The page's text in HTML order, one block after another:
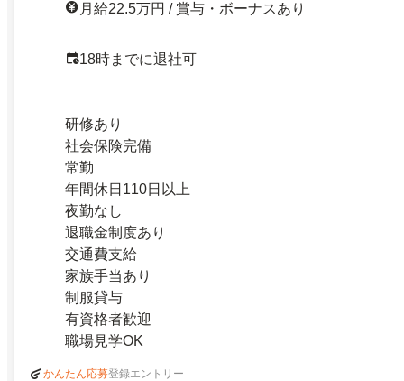
月給22.5万円 / 賞与・ボーナスあり
18時までに退社可
研修あり
社会保険完備
常勤
年間休日110日以上
夜勤なし
退職金制度あり
交通費支給
家族手当あり
制服貸与
有資格者歓迎
職場見学OK
かんたん応募登録エントリー